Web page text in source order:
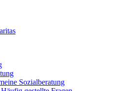
Sozialberatung